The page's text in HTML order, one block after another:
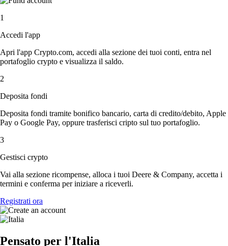
1
Accedi l'app
Apri l'app Crypto.com, accedi alla sezione dei tuoi conti, entra nel
portafoglio crypto e visualizza il saldo.
2
Deposita fondi
Deposita fondi tramite bonifico bancario, carta di credito/debito, Apple
Pay o Google Pay, oppure trasferisci cripto sul tuo portafoglio.
3
Gestisci crypto
Vai alla sezione ricompense, alloca i tuoi Deere & Company, accetta i
termini e conferma per iniziare a riceverli.
Registrati ora
Pensato per l'Italia